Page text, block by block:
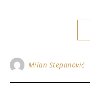
Milan Stepanović